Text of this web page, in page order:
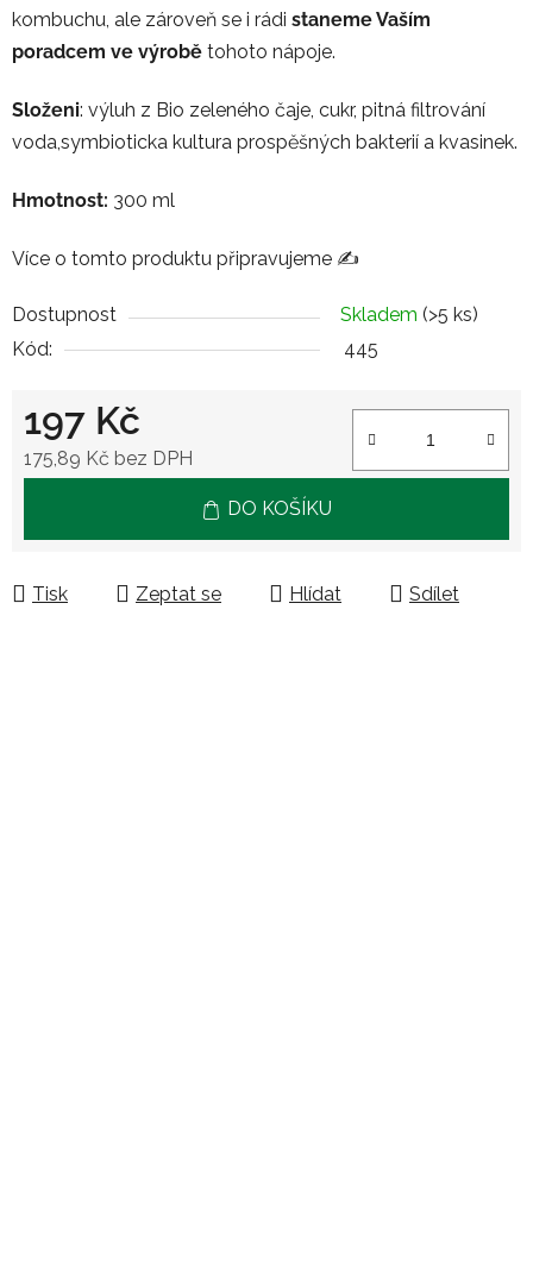
kombuchu, ale zároveň se i rádi staneme Vaším
poradcem ve výrobě tohoto nápoje.
Složeni: výluh z Bio zeleného čaje, cukr, pitná filtrování
voda,symbioticka kultura prospěšných bakterií a kvasinek.
Hmotnost: 300 ml
Více o tomto produktu připravujeme ✍️
Dostupnost Skladem (>5 ks)
Kód:
445
197 Kč
175,89 Kč bez DPH
DO KOŠÍKU
Tisk Zeptat se Hlídat Sdílet